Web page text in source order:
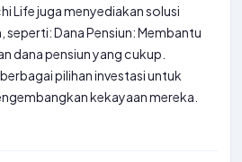
Life juga menyediakan solusi
Dana Pensiun: Membantu
dana pensiun yang cukup.
pilihan investasi untuk
kekayaan mereka.